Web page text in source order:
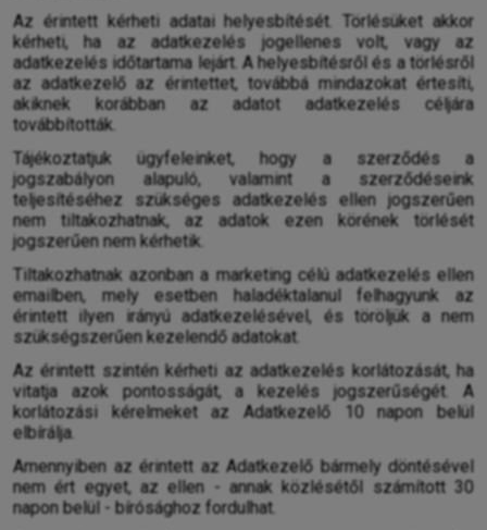
Az érintett kérheti adatai helyesbítését. Törlésüket akkor
kérheti, ha az adatkezelés jogellenes volt, vagy az
adatkezelés időtartama lejárt. A helyesbítésről és a törlésről
az adatkezelő az érintettet, továbbá mindazokat értesíti,
akiknek korábban az adatot adatkezelés céljára
továbbították.
Tájékoztatjuk ügyfeleinket, hogy a szerződés a
jogszabályon alapuló, valamint a szerződéseink
teljesítéséhez szükséges adatkezelés ellen jogszerűen
nem tiltakozhatnak, az adatok ezen körének törlését
jogszerűen nem kérhetik.
Tiltakozhatnak azonban a marketing célú adatkezelés ellen
emailben, mely esetben haladéktalanul felhagyunk az
érintett ilyen irányú adatkezelésével, és töröljük a nem
szükségszerűen kezelendő adatokat.
Az érintett szintén kérheti az adatkezelés korlátozását, ha
vitatja azok pontosságát, a kezelés jogszerűségét. A
korlátozási kérelmeket az Adatkezelő 10 napon belül
elbírálja.
Amennyiben az érintett az Adatkezelő bármely döntésével
nem ért egyet, az ellen - annak közlésétől számított 30
napon belül - bírósághoz fordulhat.